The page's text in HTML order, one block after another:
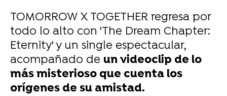
TOMORROW X TOGETHER regresa por
todo lo alto con 'The Dream Chapter:
Eternity' y un single espectacular,
acompañado de un videoclip de lo
más misterioso que cuenta los
orígenes de su amistad.